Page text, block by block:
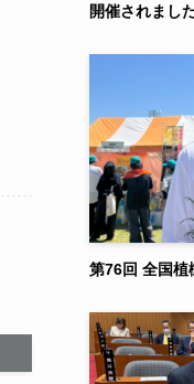
開催されまし
第76回 全国植